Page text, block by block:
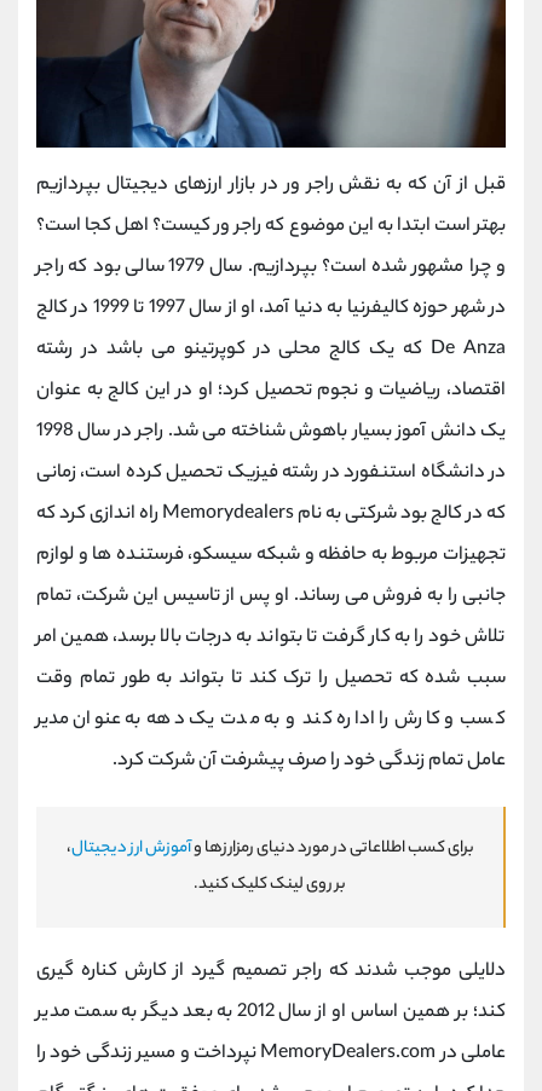
قبل از آن که به نقش راجر ور در بازار ارزهای دیجیتال بپردازیم
بهتر است ابتدا به این موضوع که راجر ور کیست؟ اهل کجا است؟
و چرا مشهور شده است؟ بپردازیم. سال 1979 سالی بود که راجر
در شهر حوزه کالیفرنیا به دنیا آمد، او از سال 1997 تا 1999 در کالج
De Anza که یک کالج محلی در کوپرتینو می باشد در رشته
اقتصاد، ریاضیات و نجوم تحصیل کرد؛ او در این کالج به عنوان
یک دانش آموز بسیار باهوش شناخته می شد. راجر در سال 1998
در دانشگاه استنفورد در رشته فیزیک تحصیل کرده است، زمانی
که در کالج بود شرکتی به نامMemorydealers راه‌ اندازی کرد که
تجهیزات مربوط به حافظه و شبکه سیسکو، فرستنده‌ ها و لوازم
جانبی را به فروش می‌ رساند. او پس از تاسیس این شرکت، تمام
تلاش خود را به کار گرفت تا بتواند به درجات بالا برسد، همین امر
سبب شده که تحصیل را ترک کند تا بتواند به طور تمام وقت
کسب و کارش را اداره کند و به مدت یک دهه به عنوان مدیر
عامل تمام زندگی خود را صرف پیشرفت آن شرکت کرد.
برای کسب اطلاعاتی در مورد دنیای رمزارزها وآموزش ارز دیجیتال،
بر روی لینک کلیک کنید.
دلایلی موجب شدند که راجر تصمیم گیرد از کارش کناره گیری
کند؛ بر همین اساس او از سال 2012 به بعد دیگر به سمت مدیر
عاملی درMemoryDealers.comنپرداخت و مسیر زندگی خود را